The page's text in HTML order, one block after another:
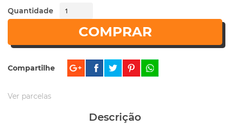
Quantidade
COMPRAR
Compartilhe
Ver parcelas
Descrição